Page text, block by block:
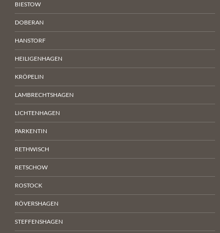
BIESTOW
DOBERAN
HANSTORF
HEILIGENHAGEN
KRÖPELIN
LAMBRECHTSHAGEN
LICHTENHAGEN
PARKENTIN
RETHWISCH
RETSCHOW
ROSTOCK
RÖVERSHAGEN
STEFFENSHAGEN